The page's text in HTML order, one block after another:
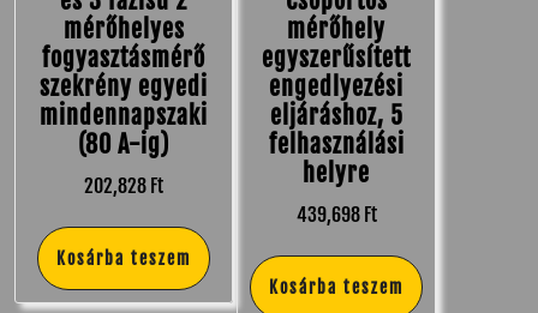
mérőhelyes
fogyasztásmérő
szekrény egyedi
mindennapszaki
(80 A-ig)
202,828 Ft
Kosárba teszem
mérőhely
egyszerűsített
engedlyezési
eljáráshoz, 5
felhasználási
helyre
439,698 Ft
Kosárba teszem